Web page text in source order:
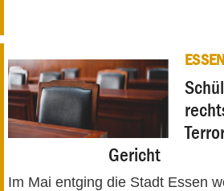
ESSEN
Gericht
Im Mai entging die Stadt Essen